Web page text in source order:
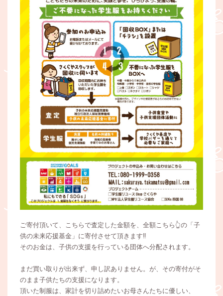
ご寄付頂いて、こちらで査定した金額を、全額こちら👆の「子
供の未来応援基金」に寄付させて頂きます‼️
そのお金は、子供の支援を行っている団体へ分配されます。
まだ買い取りが出来ず、申し訳ありません。が、その寄付がそ
のまま子供たちの支援になります。
頂いた制服は、家計を切り詰めたいお母さんたちに優しい、